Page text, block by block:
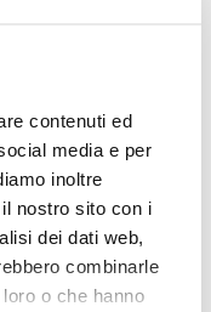
contenuti ed
media e per
inoltre
nostro sito con i
dei dati web,
combinarle
o che hanno